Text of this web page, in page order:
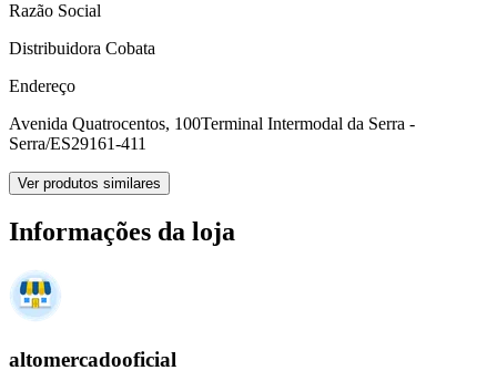
Razão Social
Distribuidora Cobata
Endereço
Avenida Quatrocentos, 100Terminal Intermodal da Serra -
Serra/ES29161-411
Ver produtos similares
Informações da loja
altomercadooficial